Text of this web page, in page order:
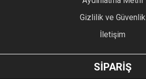
GÖNDER
Gizlilik ve Güvenlik
İletişim
SİPARİŞ